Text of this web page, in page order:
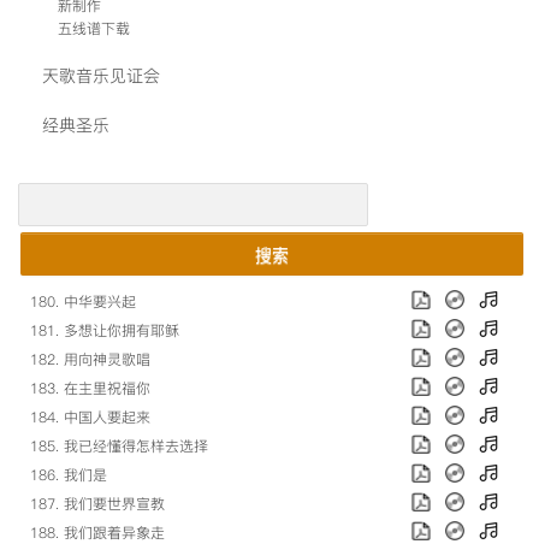
新制作
五线谱下载
天歌音乐见证会
经典圣乐
搜索
180. 中华要兴起
181. 多想让你拥有耶稣
182. 用向神灵歌唱
183. 在主里祝福你
184. 中国人要起来
185. 我已经懂得怎样去选择
186. 我们是
187. 我们要世界宣教
188. 我们跟着异象走